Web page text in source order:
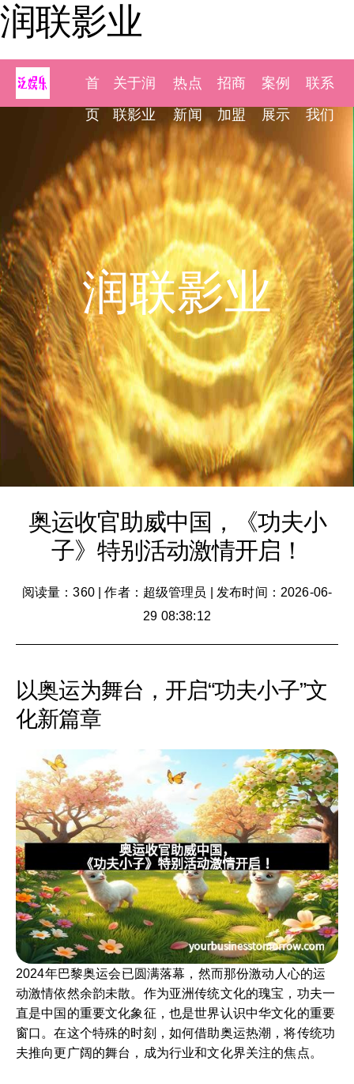
润联影业
首
页
关于润
联影业
热点
新闻
招商
加盟
案例
展示
联系
我们
润联影业
奥运收官助威中国，《功夫小
子》特别活动激情开启！
阅读量：360|作者：超级管理员
发布时间：2026-06-
29 08:38:12
以奥运为舞台，开启“功夫小子”文
化新篇章
2024年巴黎奥运会已圆满落幕，然而那份激动人心的运
动激情依然余韵未散。作为亚洲传统文化的瑰宝，功夫一
直是中国的重要文化象征，也是世界认识中华文化的重要
窗口。在这个特殊的时刻，如何借助奥运热潮，将传统功
夫推向更广阔的舞台，成为行业和文化界关注的焦点。